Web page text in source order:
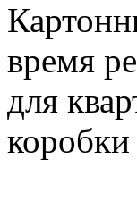
время
для